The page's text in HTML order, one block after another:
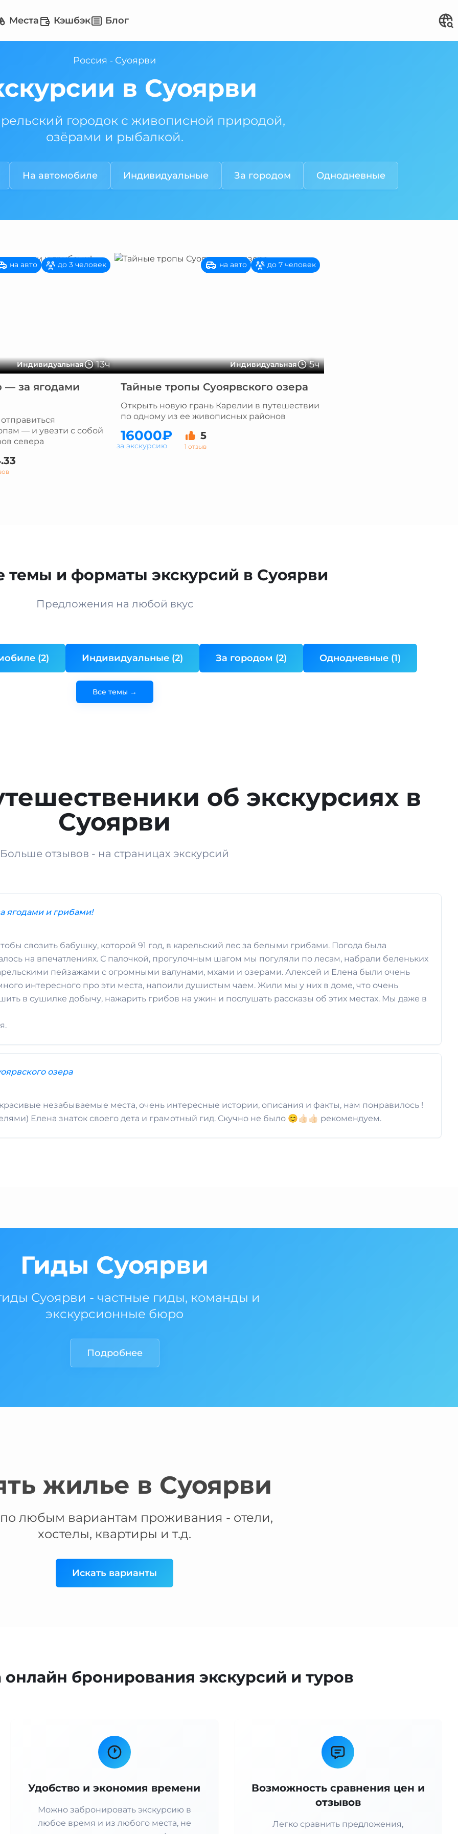
Места Кэшбэк Блог
Россия - Суоярви
в Суоярви
городок с живописной природой,
озёрами и рыбалкой.
На автомобиле Индивидуальные За городом Однодневные
Индивидуальная 13ч
на авто до 3 человек
за ягодами
— и увезти с собой
севера
Индивидуальная 5ч
на авто до 7 человек
Тайные тропы Суоярвского озера
Открыть новую грань Карелии в путешествии
по одному из ее живописных районов
16000₽ 5
1 отзыв
за экскурсию
темы и форматы экскурсий в Суоярви
Предложения на любой вкус
(2) Индивидуальные (2) За городом (2) Однодневные (1)
Все темы →
об экскурсиях в
Суоярви
Больше отзывов - на страницах экскурсий
ягодами и грибами!
свозить бабушку, которой 91 год, в карельский лес за белыми грибами. Погода была
на впечатлениях. С палочкой, прогулочным шагом мы погуляли по лесам, набрали беленьких
пейзажами с огромными валунами, мхами и озерами. Алексей и Елена были очень
интересного про эти места, напоили душистым чаем. Жили мы у них в доме, что очень
в сушилке добычу, нажарить грибов на ужин и послушать рассказы об этих местах. Мы даже в
озера
незабываемые места, очень интересные истории, описания и факты, нам понравилось !
Елена знаток своего дета и грамотный гид. Скучно не было 😊👍🏻👍🏻 рекомендуем.
Гиды Суоярви
Суоярви - частные гиды, команды и
экскурсионные бюро
Подробнее
жилье в Суоярви
любым вариантам проживания - отели,
хостелы, квартиры и т.д.
Искать варианты
бронирования экскурсий и туров
Удобство и экономия времени
Можно забронировать экскурсию в
любое время и из любого места, не
Возможность сравнения цен и
отзывов
Легко сравнить предложения,